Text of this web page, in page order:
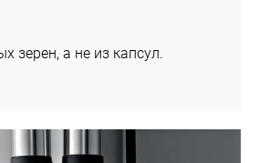
зерен, а не из капсул.